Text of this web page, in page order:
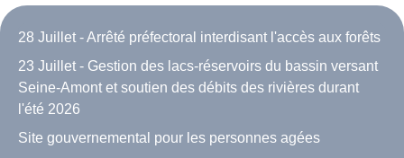
28 Juillet - Arrêté préfectoral interdisant l'accès aux forêts
23 Juillet - Gestion des lacs-réservoirs du bassin versant
Seine-Amont et soutien des débits des rivières durant
l'été 2026
Site gouvernemental pour les personnes agées